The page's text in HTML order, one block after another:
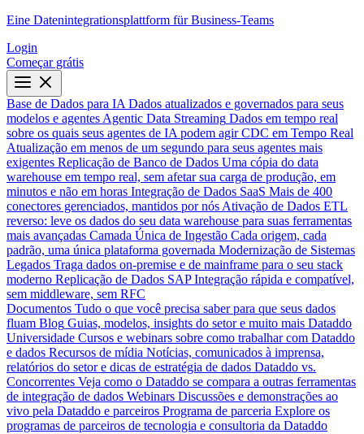
Eine Datenintegrationsplattform für Business-Teams
Login
Começar grátis
Base de Dados para IA Dados atualizados e governados para seus
modelos e agentes Agentic Data Streaming Dados em tempo real
sobre os quais seus agentes de IA podem agir CDC em Tempo Real
Atualização em menos de um segundo para seus agentes mais
exigentes Replicação de Banco de Dados Uma cópia do data
warehouse em tempo real, sem afetar sua carga de produção, em
minutos e não em horas Integração de Dados SaaS Mais de 400
conectores gerenciados, mantidos por nós Ativação de Dados ETL
reverso: leve os dados do seu data warehouse para suas ferramentas
mais avançadas Camada Única de Ingestão Cada origem, cada
padrão, uma única plataforma governada Modernização de Sistemas
Legados Traga dados on-premise e de mainframe para o seu stack
moderno Replicação de Dados SAP Integração rápida e compatível,
sem middleware, sem RFC
Documentos Tudo o que você precisa saber para que seus dados
fluam Blog Guias, modelos, insights do setor e muito mais Dataddo
Universidade Cursos e webinars sobre como trabalhar com Dataddo
e dados Recursos de mídia Notícias, comunicados à imprensa,
relatórios do setor e dicas de estratégia de dados Dataddo vs.
Concorrentes Veja como o Dataddo se compara a outras ferramentas
de integração de dados Webinars Discussões e demonstrações ao
vivo pela Dataddo e parceiros Programa de parceria Explore os
programas de parceiros de tecnologia e consultoria da Dataddo